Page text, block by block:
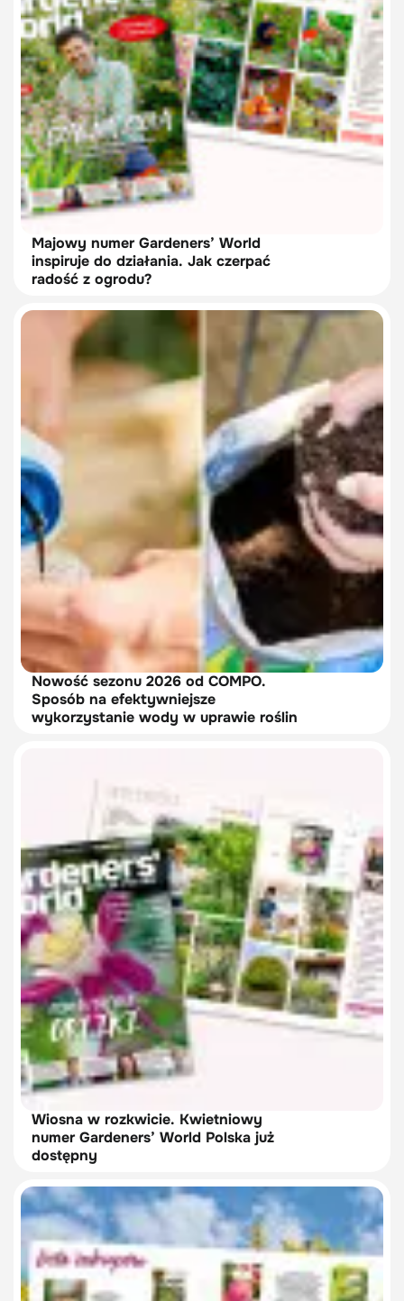
Majowy numer Gardeners’ World
inspiruje do działania. Jak czerpać
radość z ogrodu?
Nowość sezonu 2026 od COMPO.
Sposób na efektywniejsze
wykorzystanie wody w uprawie roślin
Wiosna w rozkwicie. Kwietniowy
numer Gardeners’ World Polska już
dostępny